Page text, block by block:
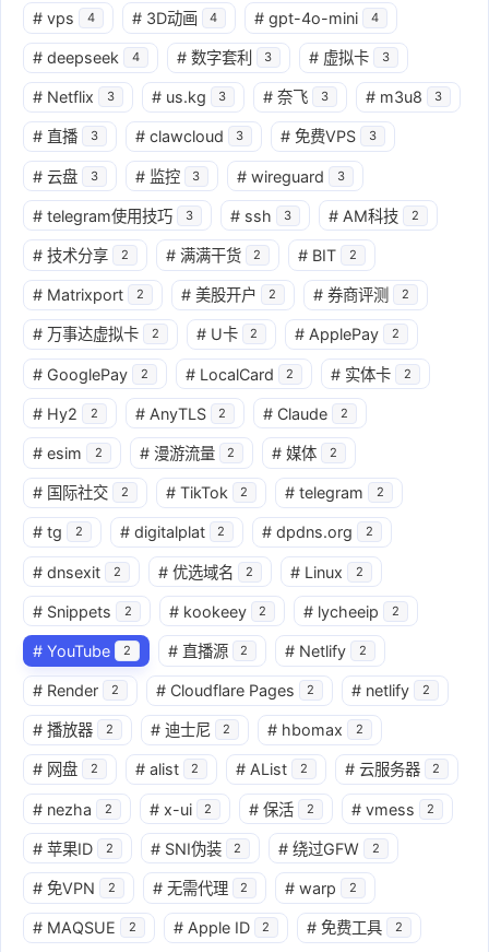
# vps 4 # 3D动画 4 # gpt-4o-mini 4
# deepseek 4 # 数字套利 3 # 虚拟卡 3
# Netflix 3 # us.kg 3 # 奈飞 3 # m3u8 3
# 直播 3 # clawcloud 3 # 免费VPS 3
# 云盘 3 # 监控 3 # wireguard 3
# telegram使用技巧 3 # ssh 3 # AM科技 2
# 技术分享 2 # 满满干货 2 # BIT 2
# Matrixport 2 # 美股开户 2 # 券商评测 2
# 万事达虚拟卡 2 # U卡 2 # ApplePay 2
# GooglePay 2 # LocalCard 2 # 实体卡 2
# Hy2 2 # AnyTLS 2 # Claude 2
# esim 2 # 漫游流量 2 # 媒体 2
# 国际社交 2 # TikTok 2 # telegram 2
# tg 2 # digitalplat 2 # dpdns.org 2
# dnsexit 2 # 优选域名 2 # Linux 2
# Snippets 2 # kookeey 2 # lycheeip 2
# YouTube 2 # 直播源 2 # Netlify 2
# Render 2 # Cloudflare Pages 2 # netlify 2
# 播放器 2 # 迪士尼 2 # hbomax 2
# 网盘 2 # alist 2 # AList 2 # 云服务器 2
# nezha 2 # x-ui 2 # 保活 2 # vmess 2
# 苹果ID 2 # SNI伪装 2 # 绕过GFW 2
# 免VPN 2 # 无需代理 2 # warp 2
# MAQSUE 2 # Apple ID 2 # 免费工具 2